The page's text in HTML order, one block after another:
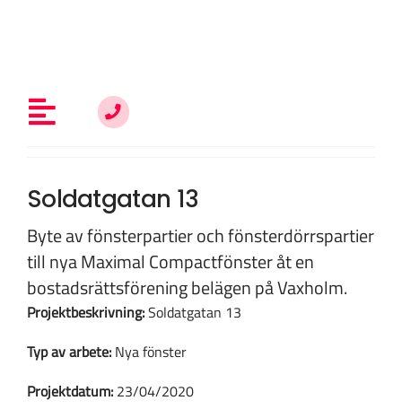
Toggle
Navigation
Vem är du?
Kunskap & inspiration
Om oss
Soldatgatan 13
Byte av fönsterpartier och fönsterdörrspartier
till nya Maximal Compactfönster åt en
bostadsrättsförening belägen på Vaxholm.
Projektbeskrivning:Soldatgatan 13
Typ av arbete:Nya fönster
Projektdatum:23/04/2020